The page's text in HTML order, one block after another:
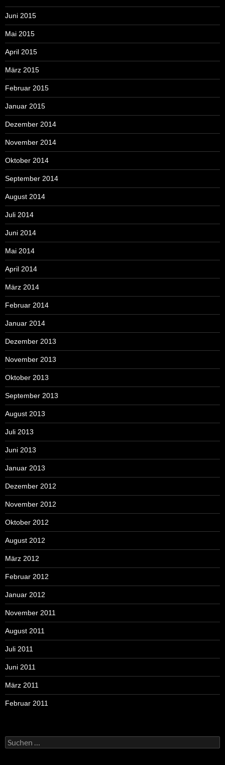
Juni 2015
Mai 2015
April 2015
März 2015
Februar 2015
Januar 2015
Dezember 2014
November 2014
Oktober 2014
September 2014
August 2014
Juli 2014
Juni 2014
Mai 2014
April 2014
März 2014
Februar 2014
Januar 2014
Dezember 2013
November 2013
Oktober 2013
September 2013
August 2013
Juli 2013
Juni 2013
Januar 2013
Dezember 2012
November 2012
Oktober 2012
August 2012
März 2012
Februar 2012
Januar 2012
November 2011
August 2011
Juli 2011
Juni 2011
März 2011
Februar 2011
Suchen
nach: